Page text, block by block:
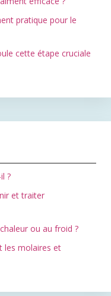
pratique pour le
cette étape cruciale
?
et traiter
ou au froid ?
les molaires et